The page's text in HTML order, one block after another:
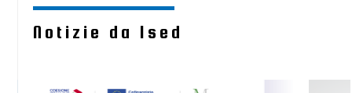
Notizie da Ised